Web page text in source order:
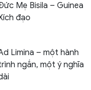
Mẹ Bisila – Guinea
đạo
Limina – một hành
ngắn, một ý nghĩa